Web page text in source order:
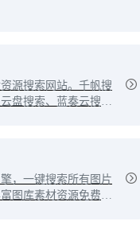
源搜索网站。千帆搜
盘搜索、蓝奏云搜
，一键搜索所有图片
图库素材资源免费获